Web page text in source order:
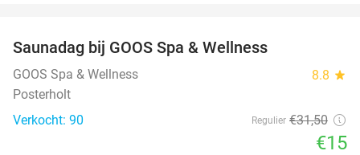
TODAY
Saunadag bij GOOS Spa & Wellness
GOOS Spa & Wellness 8.8 star
Posterholt
Verkocht: 90
Regulier €31,50
€15